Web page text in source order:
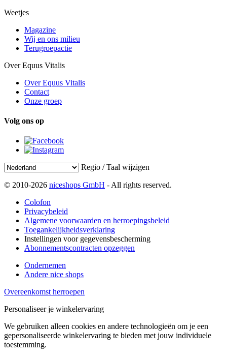
Weetjes
Magazine
Wij en ons milieu
Terugroepactie
Over Equus Vitalis
Over Equus Vitalis
Contact
Onze groep
Volg ons op
Regio / Taal wijzigen
© 2010-2026 niceshops GmbH - All rights reserved.
Colofon
Privacybeleid
Algemene voorwaarden en herroepingsbeleid
Toegankelijkheidsverklaring
Instellingen voor gegevensbescherming
Abonnementscontracten opzeggen
Ondernemen
Andere nice shops
Overeenkomst herroepen
Personaliseer je winkelervaring
We gebruiken alleen cookies en andere technologieën om je een
gepersonaliseerde winkelervaring te bieden met jouw individuele
toestemming.